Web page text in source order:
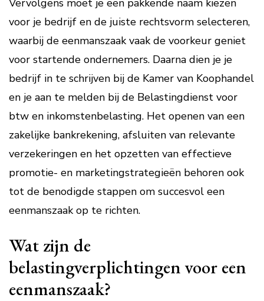
Vervolgens moet je een pakkende naam kiezen
voor je bedrijf en de juiste rechtsvorm selecteren,
waarbij de eenmanszaak vaak de voorkeur geniet
voor startende ondernemers. Daarna dien je je
bedrijf in te schrijven bij de Kamer van Koophandel
en je aan te melden bij de Belastingdienst voor
btw en inkomstenbelasting. Het openen van een
zakelijke bankrekening, afsluiten van relevante
verzekeringen en het opzetten van effectieve
promotie- en marketingstrategieën behoren ook
tot de benodigde stappen om succesvol een
eenmanszaak op te richten.
Wat zijn de
belastingverplichtingen voor een
eenmanszaak?